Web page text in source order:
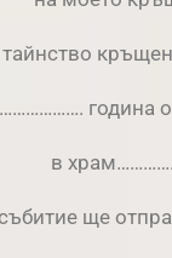
година
в
ще